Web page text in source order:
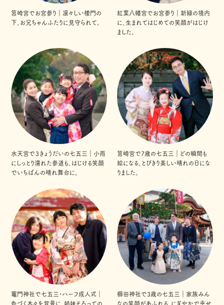
筥崎宮でお宮参り｜凛々しい楼門の
下、お兄ちゃんふたりに見守られて。
紅葉八幡宮でお宮参り｜新緑の境内
に、生まれてはじめての笑顔がはじけ
ました。
水天宮で３きょうだいの七五三｜小雨
にしっとり濡れた参道も、はじける笑顔
でいちばんの晴れ舞台に。
筥崎宮で7歳の七五三｜どの瞬間も
絵になる、とびきり美しい晴れの日にな
りました。
竈門神社で七五三・ハーフ成人式｜
色づく木々を背景に、姉妹そろっての
櫛田神社で3歳の七五三｜家族みん
なの笑顔があふれる、にぎやかで幸せ